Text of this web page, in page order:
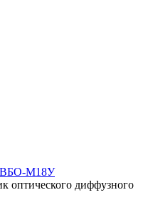
ВБО-М18У
оптического диффузного